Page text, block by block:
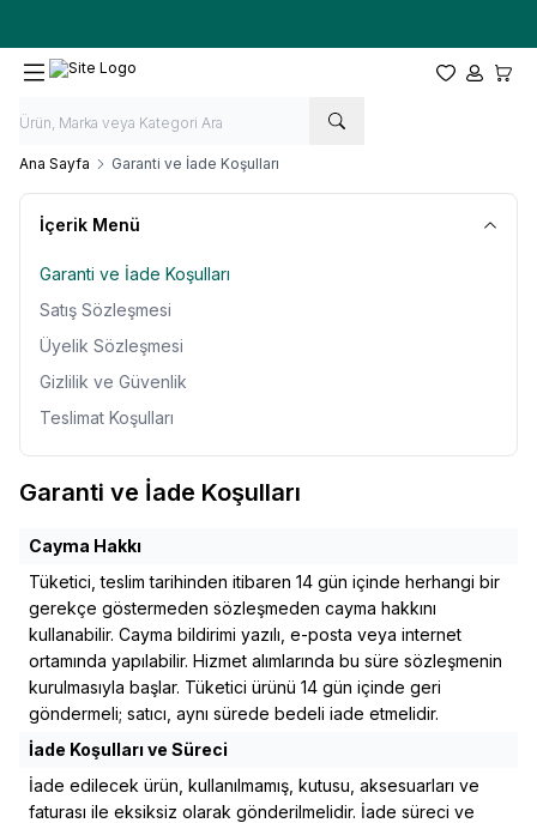
Favorilerim
Hesabım
Ana Sayfa Garanti ve İade Koşulları
İçerik Menü
Garanti ve İade Koşulları
Satış Sözleşmesi
Üyelik Sözleşmesi
Gizlilik ve Güvenlik
Teslimat Koşulları
Garanti ve İade Koşulları
Cayma Hakkı
Tüketici, teslim tarihinden itibaren 14 gün içinde herhangi bir
gerekçe göstermeden sözleşmeden cayma hakkını
kullanabilir. Cayma bildirimi yazılı, e-posta veya internet
ortamında yapılabilir. Hizmet alımlarında bu süre sözleşmenin
kurulmasıyla başlar. Tüketici ürünü 14 gün içinde geri
göndermeli; satıcı, aynı sürede bedeli iade etmelidir.
İade Koşulları ve Süreci
İade edilecek ürün, kullanılmamış, kutusu, aksesuarları ve
faturası ile eksiksiz olarak gönderilmelidir. İade süreci ve